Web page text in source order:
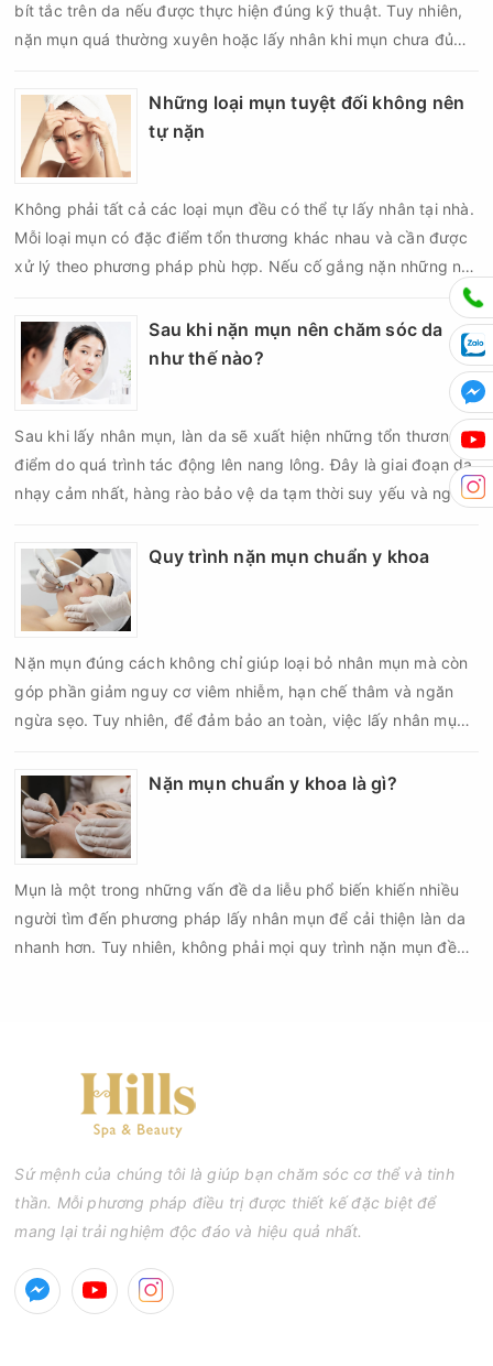
bít tắc trên da nếu được thực hiện đúng kỹ thuật. Tuy nhiên,
nặn mụn quá thường xuyên hoặc lấy nhân khi mụn chưa đủ
thâm sẹo. Vì vậy, bao lâu nên nặn mụn một lần là vấn đề được
nhiều người quan tâm khi xây dựng routine chăm sóc da. Tần
suất lấy nhân mụn không nên áp dụng giống nhau cho mọi
người mà cần dựa trên loại da, tình trạng mụn và khả năng
phục hồi của da.
Những loại mụn tuyệt đối không nên
tự nặn
Không phải tất cả các loại mụn đều có thể tự lấy nhân tại nhà.
Mỗi loại mụn có đặc điểm tổn thương khác nhau và cần được
xử lý theo phương pháp phù hợp. Nếu cố gắng nặn những nốt
mụn không đúng chỉ định, bạn có thể khiến tình trạng viêm trở
nên nghiêm trọng hơn, làm tăng nguy cơ nhiễm trùng, để lại
thâm hoặc sẹo khó phục hồi.
Sau khi nặn mụn nên chăm sóc da
như thế nào?
Sau khi lấy nhân mụn, làn da sẽ xuất hiện những tổn thương vi
điểm do quá trình tác động lên nang lông. Đây là giai đoạn da
nhạy cảm nhất, hàng rào bảo vệ da tạm thời suy yếu và nguy
nếu chăm sóc không đúng cách. Chính vì vậy, việc chăm sóc
da sau nặn mụn không chỉ giúp vùng da hồi phục nhanh hơn
mà còn góp phần giảm nguy cơ tái phát mụn và hạn chế các
biến chứng về sau.
Quy trình nặn mụn chuẩn y khoa
Nặn mụn đúng cách không chỉ giúp loại bỏ nhân mụn mà còn
góp phần giảm nguy cơ viêm nhiễm, hạn chế thâm và ngăn
ngừa sẹo. Tuy nhiên, để đảm bảo an toàn, việc lấy nhân mụn
đủ các bước vô khuẩn và chăm sóc sau điều trị.
Nặn mụn chuẩn y khoa là gì?
Mụn là một trong những vấn đề da liễu phổ biến khiến nhiều
người tìm đến phương pháp lấy nhân mụn để cải thiện làn da
nhanh hơn. Tuy nhiên, không phải mọi quy trình nặn mụn đều
đạt tiêu chuẩn cần đáp ứng những yêu cầu nào?
Sứ mệnh của chúng tôi là giúp bạn chăm sóc cơ thể và tinh
thần. Mỗi phương pháp điều trị được thiết kế đặc biệt để
mang lại trải nghiệm độc đáo và hiệu quả nhất.